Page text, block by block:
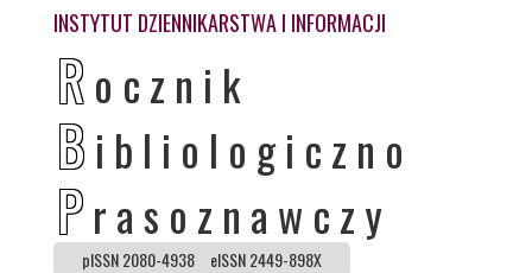
INSTYTUT DZIENNIKARSTWA I INFORMACJI
Rocznik
B ibliologiczno
Prasoznawczy
pISSN 2080-4938 eISSN 2449-898X